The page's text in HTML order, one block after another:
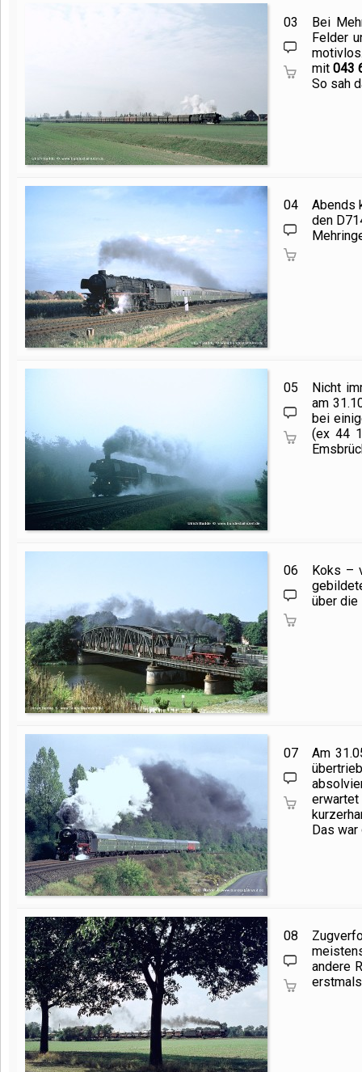
03
Bei
Felder
mit 043
So sah
04
Abends
den
05
Nicht
am
bei
(ex 44
06
Koks –
über die
07
Am
Das war
08
andere